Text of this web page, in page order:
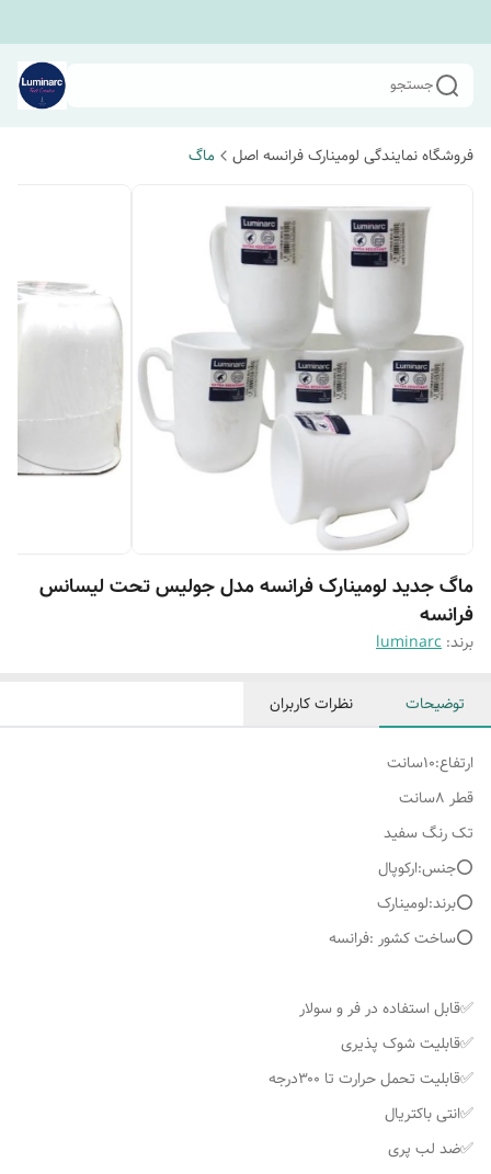
جستجو
فروشگاه نمایندگی لومینارک فرانسه اصل ماگ
ماگ جدید لومینارک فرانسه مدل جولیس تحت لیسانس
فرانسه
برند: luminarc
توضیحات نظرات کاربران
ارتفاع:۱۰سانت
قطر ۸سانت
تک رنگ سفید
⭕️جنس:ارکوپال
⭕️برند:لومینارک
⭕️ساخت کشور :فرانسه
✅قابل استفاده در فر و سولار
✅قابلیت شوک پذیری
✅قابلیت تحمل حرارت تا ۳۰۰درجه
✅انتی باکتریال
✅ضد لب پری